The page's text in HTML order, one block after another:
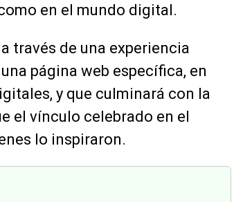
en el mundo digital.
través de una experiencia
página web específica, en
y que culminará con la
el vínculo celebrado en el
lo inspiraron.